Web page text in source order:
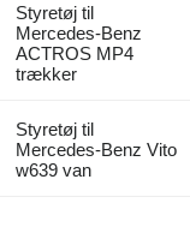
Styretøj til
Mercedes-Benz
ACTROS MP4
trækker
Styretøj til
Mercedes-Benz Vito
w639 van